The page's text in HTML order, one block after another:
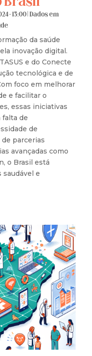
- 13:00|Dados em
da saúde
inovação digital.
e do Conecte
tecnológica e de
foco em melhorar
e facilitar o
essas iniciativas
falta de
de
parcerias
avançadas como
o Brasil está
e